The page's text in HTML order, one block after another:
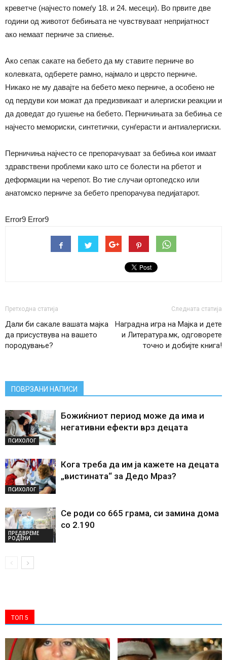
креветче (најчесто помеѓу 18. и 24. месеци). Во првите две
години од животот бебињата не чувствуваат непријатност
ако немаат перниче за спиење.
Ако сепак сакате на бебето да му ставите перниче во
колевката, одберете рамно, најмало и цврсто перниче.
Никако не му давајте на бебето меко перниче, а особено не
од пердуви кои можат да предизвикаат и алергиски реакции и
да доведат до гушење на бебето. Перничињата за бебиња се
најчесто мемориски, синтетички, сунѓерасти и антиалергиски.
Перничиња најчесто се препорачуваат за бебиња кои имаат
здравствени проблеми како што се болести на рбетот и
деформации на черепот. Во тие случаи ортопедско или
анатомско перниче за бебето препорачува педијатарот.
Error9 Error9
Претходна статија
Дали би сакале вашата мајка
да присуствува на вашето
породување?
Следната статија
Наградна игра на Мајка и дете
и Литература.мк, одговорете
точно и добијте книга!
ПОВРЗАНИ НАПИСИ
ПСИХОЛОГ
Божиќниот период може да има и
негативни ефекти врз децата
ПСИХОЛОГ
Кога треба да им ја кажете на децата
„вистината“ за Дедо Мраз?
ПРЕДВРЕМЕ
РОДЕНИ
Се роди со 665 грама, си замина дома
со 2.190
ТОП 5